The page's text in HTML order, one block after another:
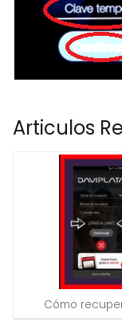
Articulos
Cómo